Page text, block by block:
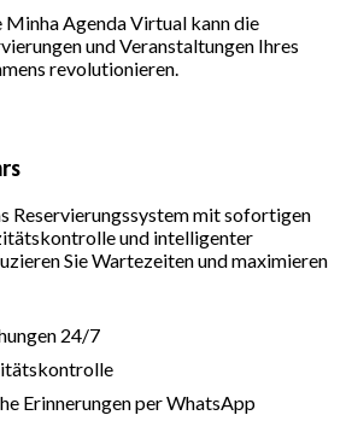
Minha Agenda Virtual kann die
und Veranstaltungen Ihres
revolutionieren.
Reservierungssystem mit sofortigen
und intelligenter
Sie Wartezeiten und maximieren
24/7
Erinnerungen per WhatsApp